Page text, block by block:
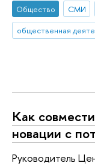
Общество СМИ
общественная
Как
новации с
Руководитель